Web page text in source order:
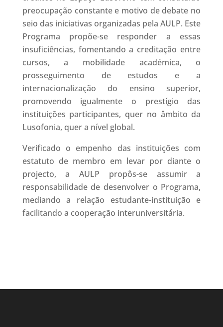
preocupação constante e motivo de debate no
seio das iniciativas organizadas pela AULP. Este
Programa propõe-se responder a essas
insuficiências, fomentando a creditação entre
cursos, a mobilidade académica, o
prosseguimento de estudos e a
internacionalização do ensino superior,
promovendo igualmente o prestígio das
instituições participantes, quer no âmbito da
Lusofonia, quer a nível global.
Verificado o empenho das instituições com
estatuto de membro em levar por diante o
projecto, a AULP propôs-se assumir a
responsabilidade de desenvolver o Programa,
mediando a relação estudante-instituição e
facilitando a cooperação interuniversitária.